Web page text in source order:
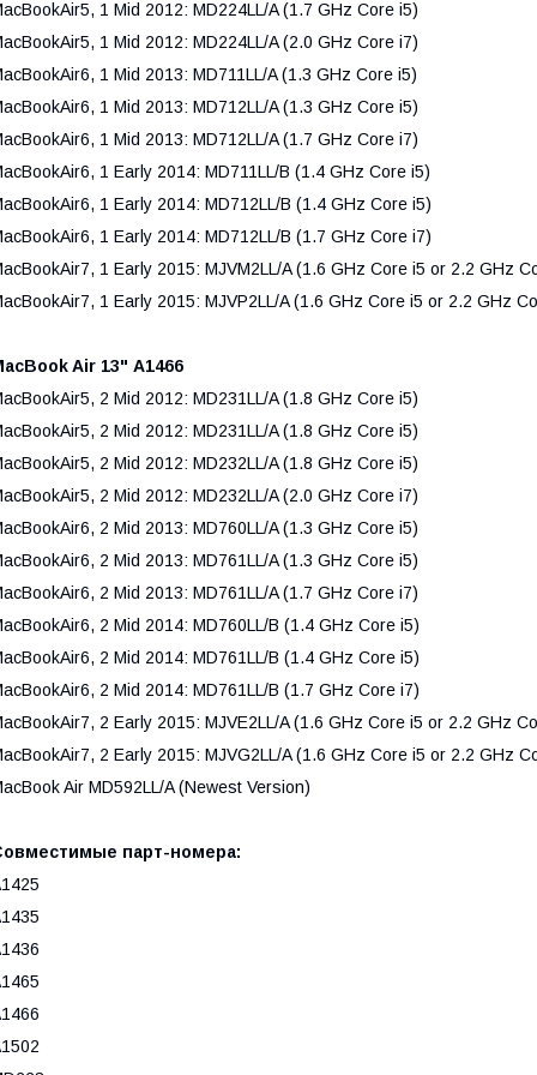
1 Mid 2012: MD224LL/A (1.7 GHz Core i5)
1 Mid 2012: MD224LL/A (2.0 GHz Core i7)
1 Mid 2013: MD711LL/A (1.3 GHz Core i5)
1 Mid 2013: MD712LL/A (1.3 GHz Core i5)
1 Mid 2013: MD712LL/A (1.7 GHz Core i7)
1 Early 2014: MD711LL/B (1.4 GHz Core i5)
1 Early 2014: MD712LL/B (1.4 GHz Core i5)
1 Early 2014: MD712LL/B (1.7 GHz Core i7)
1 Early 2015: MJVM2LL/A (1.6 GHz Core i5 or 2.2 GHz
1 Early 2015: MJVP2LL/A (1.6 GHz Core i5 or 2.2 GHz
Air 13" A1466
2 Mid 2012: MD231LL/A (1.8 GHz Core i5)
2 Mid 2012: MD231LL/A (1.8 GHz Core i5)
2 Mid 2012: MD232LL/A (1.8 GHz Core i5)
2 Mid 2012: MD232LL/A (2.0 GHz Core i7)
2 Mid 2013: MD760LL/A (1.3 GHz Core i5)
2 Mid 2013: MD761LL/A (1.3 GHz Core i5)
2 Mid 2013: MD761LL/A (1.7 GHz Core i7)
2 Mid 2014: MD760LL/B (1.4 GHz Core i5)
2 Mid 2014: MD761LL/B (1.4 GHz Core i5)
2 Mid 2014: MD761LL/B (1.7 GHz Core i7)
2 Early 2015: MJVE2LL/A (1.6 GHz Core i5 or 2.2 GHz
2 Early 2015: MJVG2LL/A (1.6 GHz Core i5 or 2.2 GHz
Air MD592LL/A (Newest Version)
парт-номера: